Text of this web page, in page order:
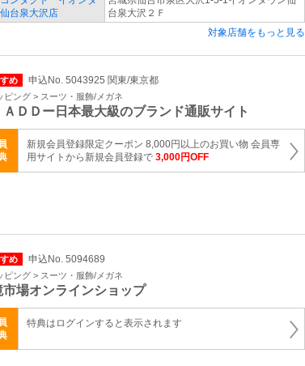
台泉大沢店
台泉大沢２Ｆ
対象店舗をもっと見る
め 申込No. 5043925 関東/東京都
ピング > スーツ・服飾/メガネ
ＡＤＤー日本最大級のブランド通販サイト
新規会員登録限定クーポン 8,000円以上のお買い物 会員専
用サイトから新規会員登録で 3,000円OFF
め 申込No. 5094689
ピング > スーツ・服飾/メガネ
市場オンラインショップ
特典はログインすると表示されます